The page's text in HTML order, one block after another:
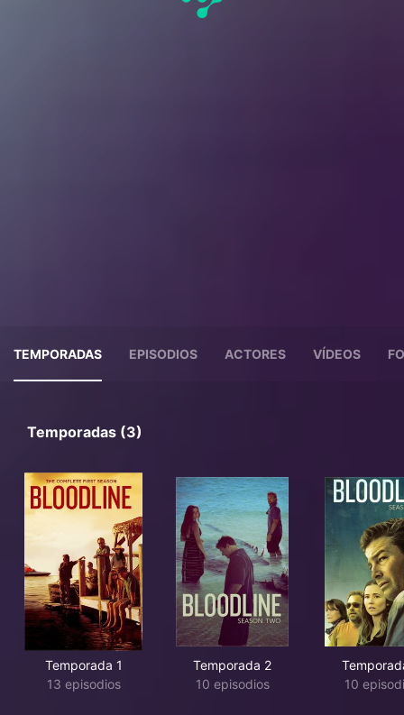
TEMPORADAS EPISODIOS ACTORES VÍDEOS
Temporadas (3)
Temporada 1
13 episodios
Temporada 2
10 episodios
10